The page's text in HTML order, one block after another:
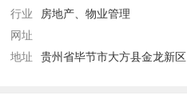
行业
房地产、物业管理
网址
地址
贵州省毕节市大方县金龙新区